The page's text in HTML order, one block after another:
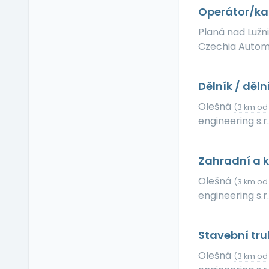
Operátor/
Planá nad
Czechia
Dělník /
Olešná (3 km
engineering
Zahradní a
Olešná (3 km
engineering
Stavební
Olešná (3 km